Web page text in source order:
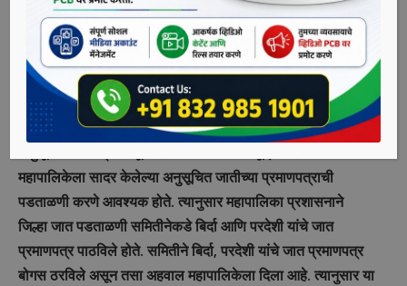
याची वेतनवाढही रोखली. या आदेशाची चौघांच्या सेवा पुस्तकात नोंद
केली जाणार आहे. याबाबतचे आदेश महापालिका आयुक्त राजेश पाटील
यांनी दिले आहेत.
निलेश शंकर बिर्दा आणि सचिन बाळकृष्ण परदेशी हे दोघेही
महापालिकेमध्ये मजुर या पदावर कार्यरत आहेत. बिर्दा आणि परदेशी हे
महापालिकेला सादर केलेल्या अनुसूचित जातीच्या प्रमाणपत्राची
पडताळणी करणे आवश्‍यक होते. त्यानुसार महापालिका प्रशासनाने
जिल्हा जात पडताळणी समितीनेकडे बिर्दा आणि परदेशी यांचे जात
प्रमाणपत्र पाठविले होते. समितीने बिर्दा, परदेशी यांचे जात प्रमाणपत्र
बोगस ठरविले असून तसा अहवाल महापालिकेला दिला आहे. त्यानुसार या